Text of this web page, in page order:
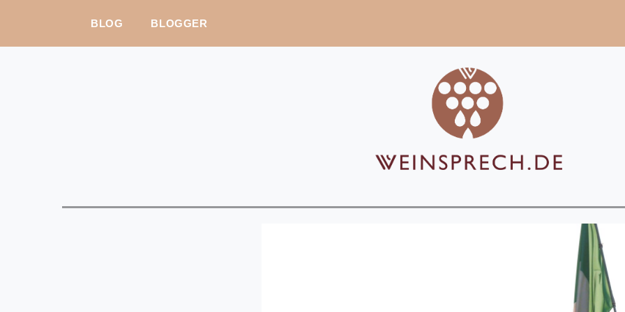
BLOG BLOGGER